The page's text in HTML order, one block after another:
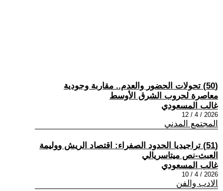
(50) تحولات الحضور والعدم.. مقاربة وجودية
معاصرة لحروب الشرق الأوسط
غالب المسعودي
2026 / 4 / 12
المجتمع المدني
(51) تراجيديا الحدود الصفراء: اقتصاد الريش ووليمة
العبث-نص ميتاسريالي
غالب المسعودي
2026 / 4 / 10
الادب والفن